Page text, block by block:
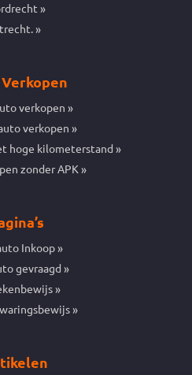
verkopen
verkopen
hoge kilometerstand
zonder APK
Inkoop
gevraagd